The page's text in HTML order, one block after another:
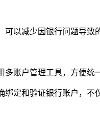
以减少因银行问题导致
账户管理工具，方便统
定和验证银行账户，